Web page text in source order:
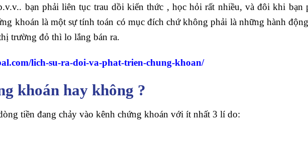
bạn phải liên tục trau dồi kiến thức , học hỏi rất nhiều, và đôi khi bạn
khoán là một sự tính toán có mục đích chứ không phải là những hành
trường đỏ thì lo lắng bán ra.
lich-su-ra-doi-va-phat-trien-chung-khoan/
khoán hay không ?
tiền đang chảy vào kênh chứng khoán với ít nhất 3 lí do: